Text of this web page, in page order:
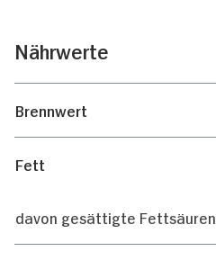
Nährwerte
Brennwert
Fett
davon gesättigte Fettsäuren